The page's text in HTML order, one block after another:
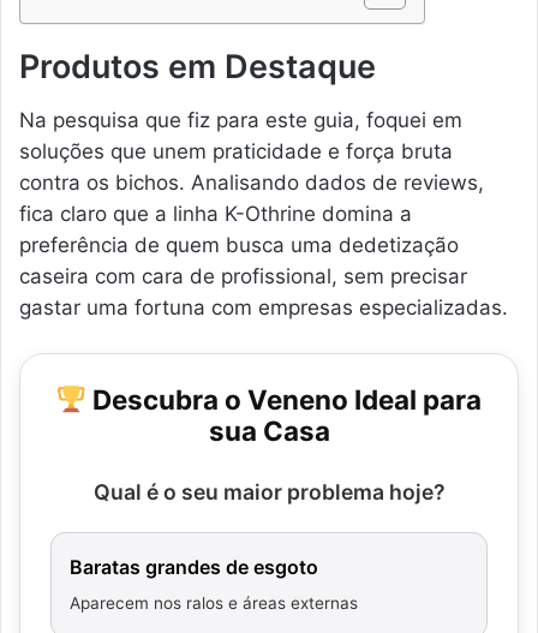
Produtos em Destaque
Na pesquisa que fiz para este guia, foquei em
soluções que unem praticidade e força bruta
contra os bichos. Analisando dados de reviews,
fica claro que a linha K-Othrine domina a
preferência de quem busca uma dedetização
caseira com cara de profissional, sem precisar
gastar uma fortuna com empresas especializadas.
Descubra o Veneno Ideal para
sua Casa
Qual é o seu maior problema hoje?
Baratas grandes de esgoto
Aparecem nos ralos e áreas externas